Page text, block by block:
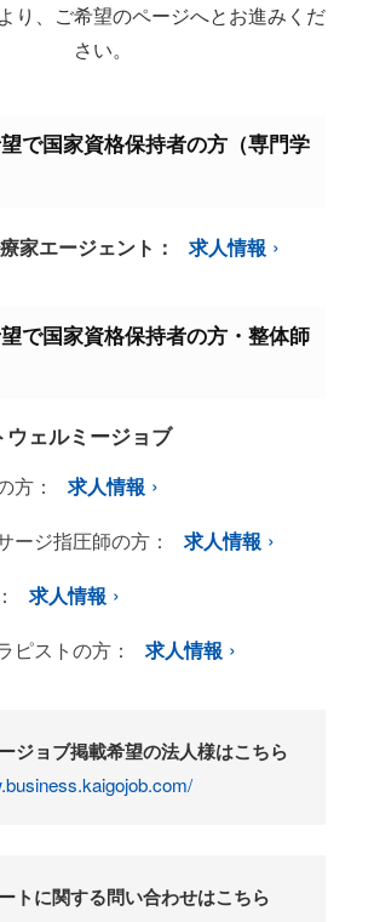
り、ご希望のページへとお進みくだ
さい。
望で国家資格保持者の方（専門学
家エージェント： 求人情報
望で国家資格保持者の方・整体師
ェルミージョブ
方：
求人情報
ージ指圧師の方：
求人情報
求人情報
ピストの方：
求人情報
ジョブ掲載希望の法人様はこちら
トに関する問い合わせはこちら